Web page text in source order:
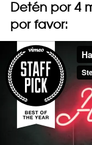
Detén por 4
por favor: